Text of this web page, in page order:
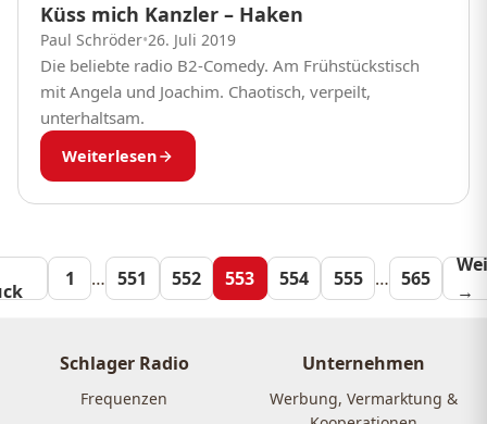
Küss mich Kanzler – Haken
Paul Schröder•26. Juli 2019
Die beliebte radio B2-Comedy. Am Frühstückstisch
mit Angela und Joachim. Chaotisch, verpeilt,
unterhaltsam.
Weiterlesen
der
1 … 551 552 553 554 555 … 565
→
Schlager Radio
Frequenzen
Unternehmen
Werbung, Vermarktung &